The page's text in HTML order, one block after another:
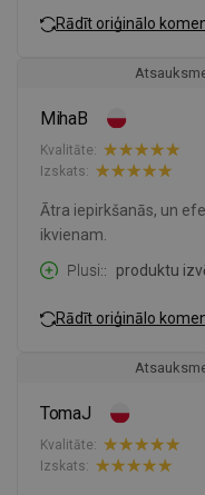
Rādīt oriģinālo
MihaB
Kvalitāte:
Izskats:
Ātra iepirkšanās, un
ikvienam.
Plusi:
produktu
Rādīt oriģinālo
TomaJ
Kvalitāte:
Izskats: